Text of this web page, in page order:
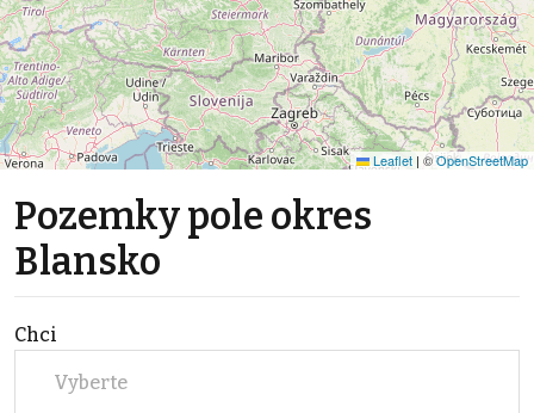
Leaflet | ©OpenStreetMap
Pozemky pole okres
Blansko
Chci
Vyberte